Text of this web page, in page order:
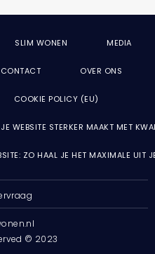
SLIM WONEN MEDIA
CONTACT OVER ONS
COOKIE POLICY (EU)
WEBSITE STERKER MAAKT MET
ZO HAAL JE HET MAXIMALE UIT
© 2023